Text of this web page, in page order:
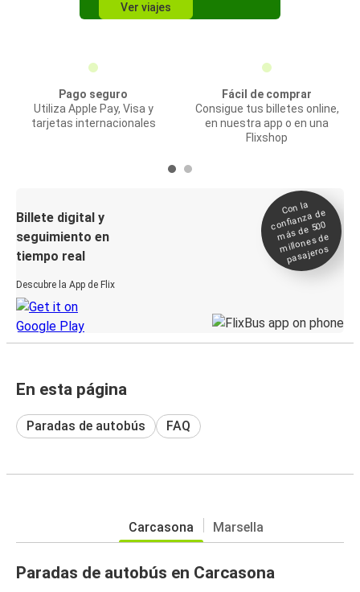
Ver viajes
Pago seguro
Utiliza Apple Pay, Visa y
tarjetas internacionales
Fácil de comprar
Consigue tus billetes online,
en nuestra app o en una
Flixshop
Billete digital y
seguimiento en
tiempo real
Descubre la App de Flix
Con la
confianza de
más de 500
millones de
pasajeros
En esta página
Paradas de autobús FAQ
Carcasona Marsella
Paradas de autobús en Carcasona